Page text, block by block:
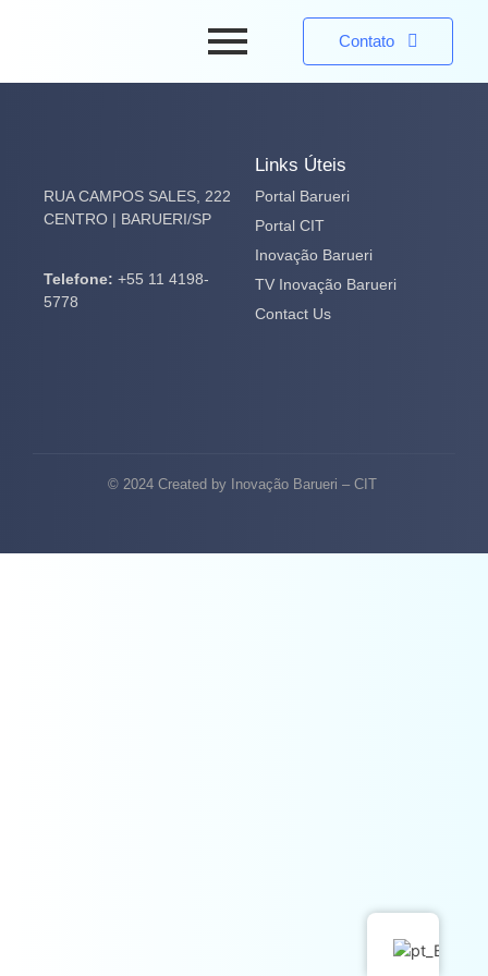
Contato
RUA CAMPOS SALES, 222
CENTRO | BARUERI/SP
Telefone: +55 11 4198-
5778
Links Úteis
Portal Barueri
Portal CIT
Inovação Barueri
TV Inovação Barueri
Contact Us
© 2024 Created by Inovação Barueri – CIT